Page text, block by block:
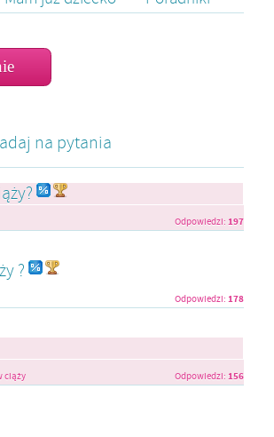
na pytania
Odpowiedzi: 197
?
Odpowiedzi: 178
ciąży Odpowiedzi: 156